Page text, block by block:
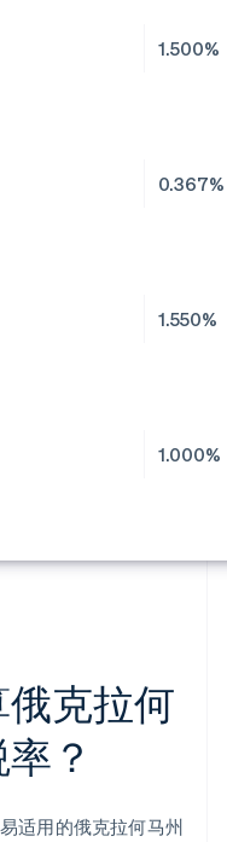
1.500%
0.367%
1.550%
1.000%
克拉何
？
适用的俄克拉何马州